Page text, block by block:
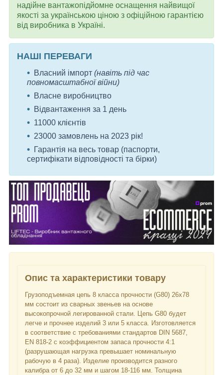
надійне вантажопідйомне оснащення найвищої
якості за українською ціною з офіційною гарантією
від виробника в Україні.
НАШІ ПЕРЕВАГИ
Власний імпорт (навіть під час
повномасштабної війни)
Власне виробництво
Відвантаження за 1 день
11000 клієнтів
23000 замовлень на 2023 рік!
Гарантія на весь товар (паспорти,
сертифікати відповідності та бірки)
Опис та характеристики товару
Грузоподъемная цепь 8 класса прочности (G80) 26x78
мм состоит из сварных звеньев на основе
высокопрочной легированной стали. Цепь G80 будет
легче и прочнее изделий 3 или 5 класса. Изготовляется
в соответствие с требованиями стандартов DIN 5687,
EN 818-2 с коэффициентом запаса прочности 4:1
(разрушающая нагрузка превышает номинальную
рабочую в 4 раза). Изделие производится разного
калибра от 6 до 32 мм и шагом 18-116 мм. Толщина